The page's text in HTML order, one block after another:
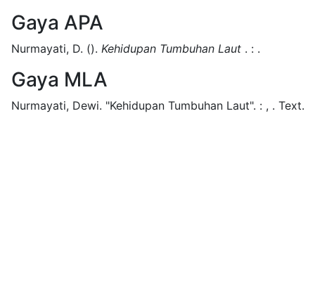
Gaya APA
Nurmayati, D. (). Kehidupan Tumbuhan Laut . : .
Gaya MLA
Nurmayati, Dewi. "Kehidupan Tumbuhan Laut". : , . Text.